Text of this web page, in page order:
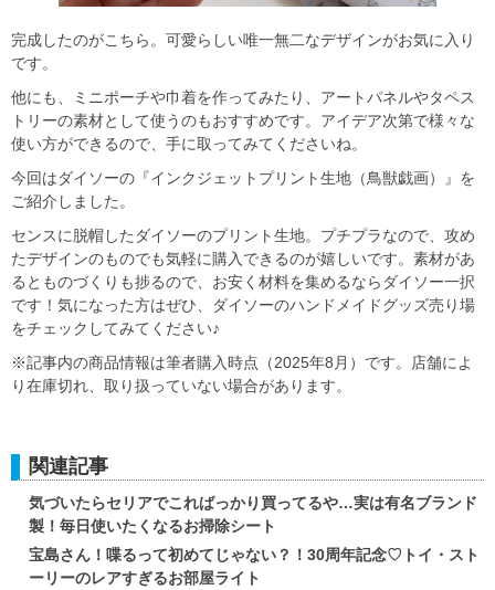
完成したのがこちら。可愛らしい唯一無二なデザインがお気に入り
です。
他にも、ミニポーチや巾着を作ってみたり、アートパネルやタペス
トリーの素材として使うのもおすすめです。アイデア次第で様々な
使い方ができるので、手に取ってみてくださいね。
今回はダイソーの『インクジェットプリント生地（鳥獣戯画）』を
ご紹介しました。
センスに脱帽したダイソーのプリント生地。プチプラなので、攻め
たデザインのものでも気軽に購入できるのが嬉しいです。素材があ
るとものづくりも捗るので、お安く材料を集めるならダイソー一択
です！気になった方はぜひ、ダイソーのハンドメイドグッズ売り場
をチェックしてみてください♪
※記事内の商品情報は筆者購入時点（2025年8月）です。店舗によ
り在庫切れ、取り扱っていない場合があります。
関連記事
気づいたらセリアでこればっかり買ってるや…実は有名ブランド
製！毎日使いたくなるお掃除シート
宝島さん！喋るって初めてじゃない？！30周年記念♡トイ・スト
ーリーのレアすぎるお部屋ライト